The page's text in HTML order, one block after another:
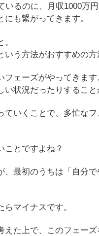
るのに、月収1000万
も繋がってきます。
う方法がおすすめの方
ェーズがやってきます
状況だったりすること
いくことで、多忙な
ことですよね？
最初のうちは「自分
マイナスです。
た上で、このフェー